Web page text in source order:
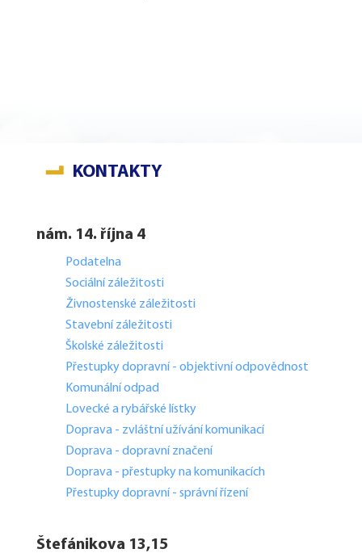
KONTAKTY
nám. 14. října 4
Podatelna
Sociální záležitosti
Živnostenské záležitosti
Stavební záležitosti
Školské záležitosti
Přestupky dopravní - objektivní odpovědnost
Komunální odpad
Lovecké a rybářské lístky
Doprava - zvláštní užívání komunikací
Doprava - dopravní značení
Doprava - přestupky na komunikacích
Přestupky dopravní - správní řízení
Štefánikova 13,15